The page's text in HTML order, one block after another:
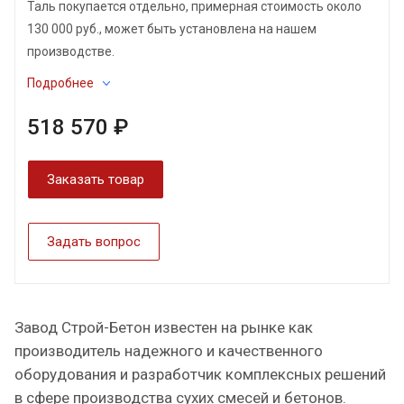
Таль покупается отдельно, примерная стоимость около
130 000 руб., может быть установлена на нашем
производстве.
Подробнее
518 570 ₽
Заказать товар
Задать вопрос
Завод Строй-Бетон известен на рынке как
производитель надежного и качественного
оборудования и разработчик комплексных решений
в сфере производства сухих смесей и бетонов.